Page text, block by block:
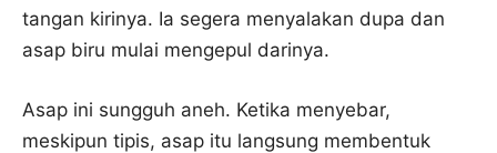
tangan kirinya. Ia segera menyalakan dupa dan
asap biru mulai mengepul darinya.
Asap ini sungguh aneh. Ketika menyebar,
meskipun tipis, asap itu langsung membentuk